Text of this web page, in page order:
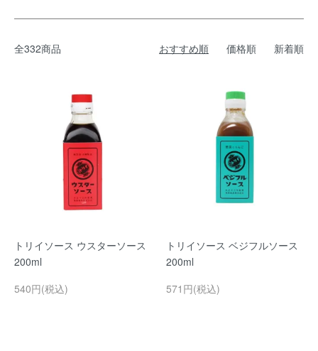
全332商品 おすすめ順 価格順 新着順
トリイソース ウスターソース
200ml
540円(税込)
トリイソース ベジフルソース
200ml
571円(税込)